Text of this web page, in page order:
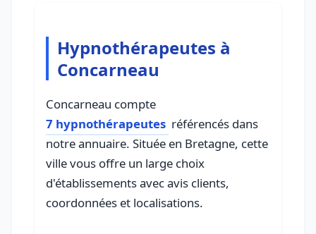
Hypnothérapeutes à
Concarneau
Concarneau compte
7 hypnothérapeutes référencés dans
notre annuaire. Située en Bretagne, cette
ville vous offre un large choix
d'établissements avec avis clients,
coordonnées et localisations.